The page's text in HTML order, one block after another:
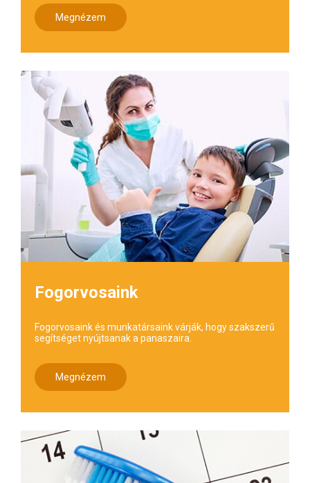
Megnézem
Fogorvosaink
Fogorvosaink és munkatársaink várják, hogy szakszerű
segítséget nyújtsanak a panaszaira.
Megnézem